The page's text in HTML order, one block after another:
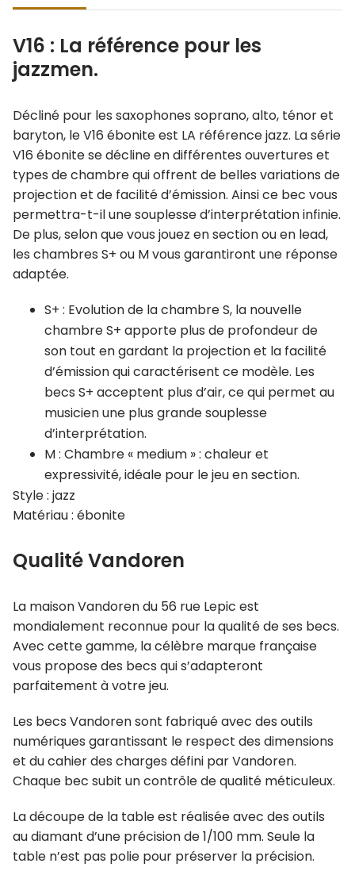
V16 : La référence pour les
jazzmen.
Décliné pour les saxophones soprano, alto, ténor et
baryton, le V16 ébonite est LA référence jazz. La série
V16 ébonite se décline en différentes ouvertures et
types de chambre qui offrent de belles variations de
projection et de facilité d’émission. Ainsi ce bec vous
permettra-t-il une souplesse d’interprétation infinie.
De plus, selon que vous jouez en section ou en lead,
les chambres S+ ou M vous garantiront une réponse
adaptée.
S+ : Evolution de la chambre S, la nouvelle
chambre S+ apporte plus de profondeur de
son tout en gardant la projection et la facilité
d’émission qui caractérisent ce modèle. Les
becs S+ acceptent plus d’air, ce qui permet au
musicien une plus grande souplesse
d’interprétation.
M : Chambre « medium » : chaleur et
expressivité, idéale pour le jeu en section.
Style : jazz
Matériau : ébonite
Qualité Vandoren
La maison Vandoren du 56 rue Lepic est
mondialement reconnue pour la qualité de ses becs.
Avec cette gamme, la célèbre marque française
vous propose des becs qui s’adapteront
parfaitement à votre jeu.
Les becs Vandoren sont fabriqué avec des outils
numériques garantissant le respect des dimensions
et du cahier des charges défini par Vandoren.
Chaque bec subit un contrôle de qualité méticuleux.
La découpe de la table est réalisée avec des outils
au diamant d’une précision de 1/100 mm. Seule la
table n’est pas polie pour préserver la précision.